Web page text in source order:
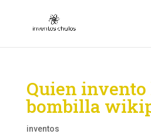
Quien invento
bombilla
inventos